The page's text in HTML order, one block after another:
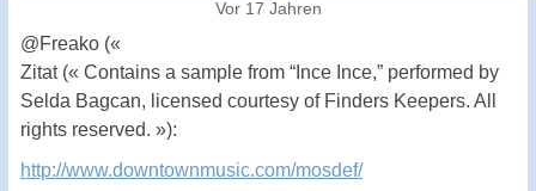
Vor 17 Jahren
@Freako («
Zitat (« Contains a sample from “Ince Ince,” performed by
Selda Bagcan, licensed courtesy of Finders Keepers. All
rights reserved. »):
http://www.downtownmusic.com/mosdef/